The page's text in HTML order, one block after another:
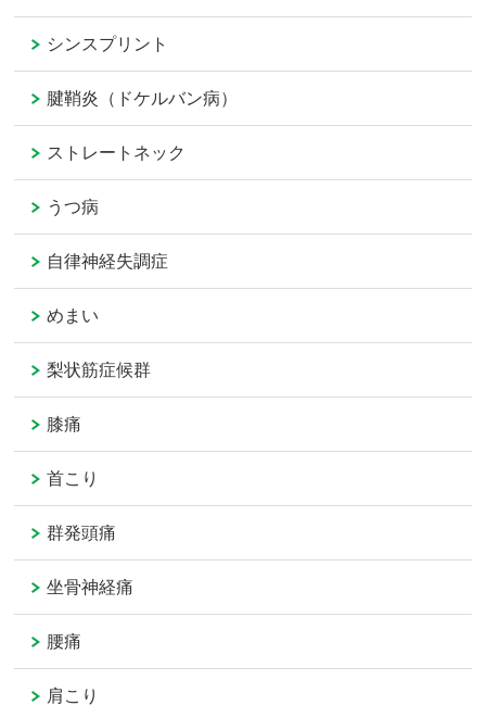
シンスプリント
腱鞘炎（ドケルバン病）
ストレートネック
うつ病
自律神経失調症
めまい
梨状筋症候群
膝痛
首こり
群発頭痛
坐骨神経痛
腰痛
肩こり